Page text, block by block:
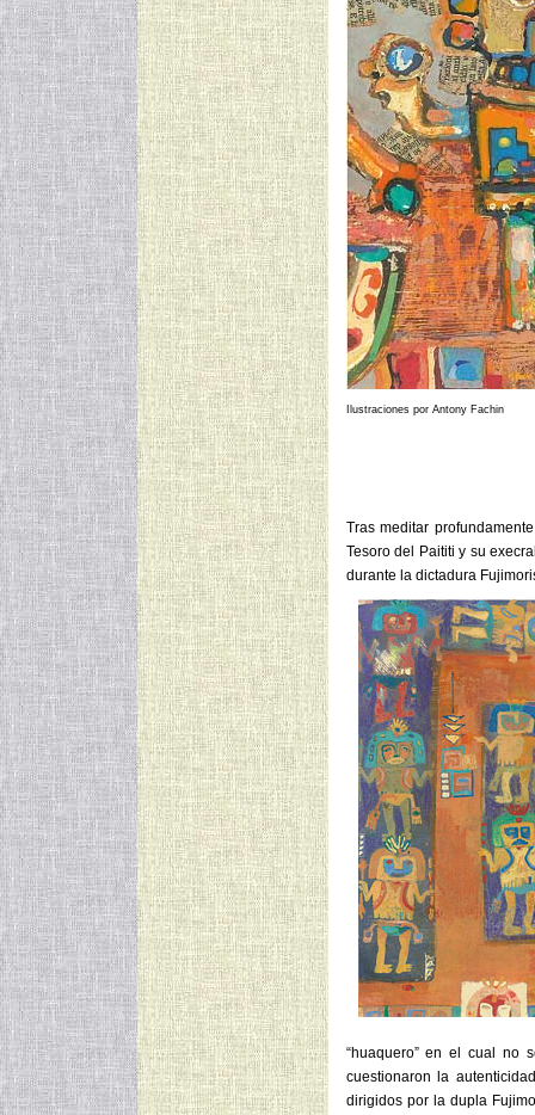
Ilustraciones por Antony Fachin
Tras meditar
Tesoro del Paititi y su
durante la dictadura
“huaquero” en el cual no
cuestionaron la
dirigidos por la dupla